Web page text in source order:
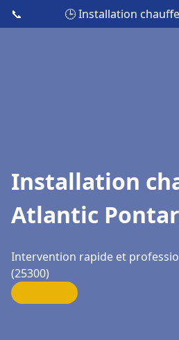
📞 🕒 Installation
Installation
Atlantic
Intervention rapide et
(25300)